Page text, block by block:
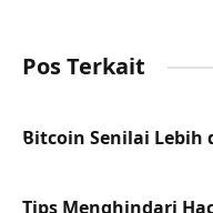
Pos Terkait
Bitcoin Senilai Lebih
Tips Menghindari